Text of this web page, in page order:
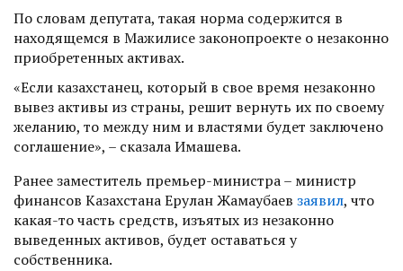
По словам депутата, такая норма содержится в
находящемся в Мажилисе законопроекте о незаконно
приобретенных активах.
«Если казахстанец, который в свое время незаконно
вывез активы из страны, решит вернуть их по своему
желанию, то между ним и властями будет заключено
соглашение», – сказала Имашева.
Ранее заместитель премьер-министра – министр
финансов Казахстана Ерулан Жамаубаев заявил, что
какая-то часть средств, изъятых из незаконно
выведенных активов, будет оставаться у
собственника.